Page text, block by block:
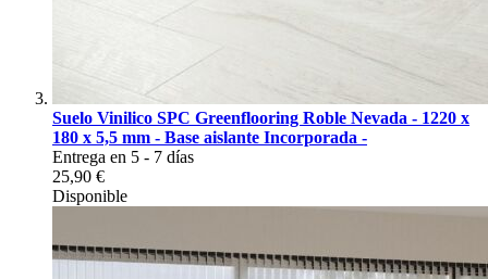
Suelo Vinilico SPC Greenflooring Roble Nevada - 1220 x
180 x 5,5 mm - Base aislante Incorporada -
Entrega en 5 - 7 días
25,90 €
Disponible